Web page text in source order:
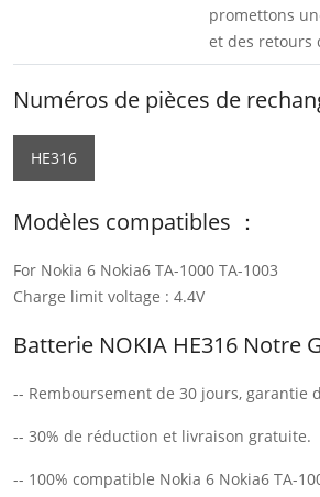
promettons
et des retours
Numéros de pièces de
HE316
Modèles compatibles ：
For Nokia 6 Nokia6 TA-1000 TA-1003
Charge limit voltage : 4.4V
Batterie NOKIA HE316 Notre
-- Remboursement de 30 jours, garantie
-- 30% de réduction et livraison gratuite.
-- 100% compatible Nokia 6 Nokia6 TA-